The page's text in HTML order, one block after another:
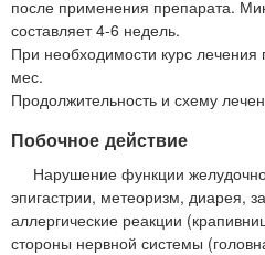
после применения препарата.
составляет 4-6 недель.
При необходимости курс
мес.
Продолжительность и схему
Побочное действие
Нарушение функции
эпигастрии, метеоризм, диарея,
аллергические реакции
стороны нервной системы